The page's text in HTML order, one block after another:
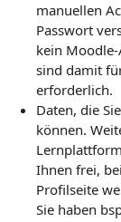
manuellen
Passwort
kein
sind damit
erforderlich.
Daten, die
können.
Ihnen frei,
Profilseite
Sie haben